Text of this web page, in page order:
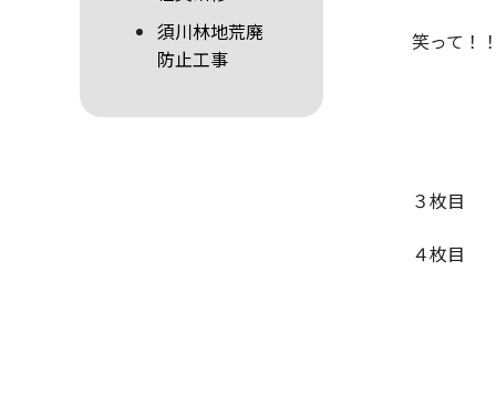
須川林地荒廃
防止工事
笑って！！
３枚目
４枚目